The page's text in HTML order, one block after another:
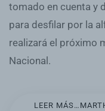
tomado en cuenta y
para desfilar por la
realizará el próximo
Nacional.
LEER